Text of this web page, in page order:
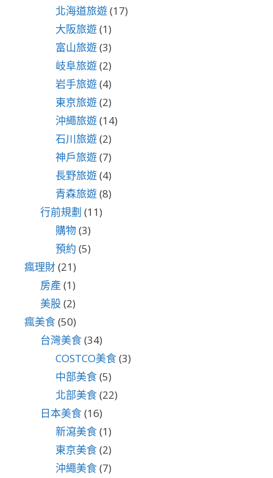
北海道旅遊(17)
大阪旅遊(1)
富山旅遊(3)
岐阜旅遊(2)
岩手旅遊(4)
東京旅遊(2)
沖繩旅遊(14)
石川旅遊(2)
神戶旅遊(7)
長野旅遊(4)
青森旅遊(8)
行前規劃 (11)
購物(3)
預約 (5)
瘋理財(21)
房產 (1)
美股(2)
瘋美食(50)
台灣美食(34)
COSTCO美食(3)
中部美食(5)
北部美食(22)
日本美食(16)
新瀉美食(1)
東京美食(2)
沖繩美食(7)